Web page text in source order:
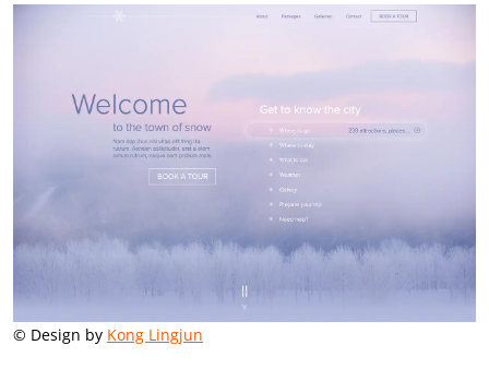
© Design by Kong Lingjun